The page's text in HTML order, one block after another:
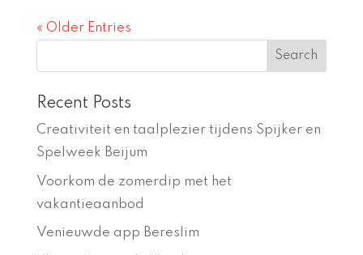
« Older Entries
Recent Posts
Creativiteit en taalplezier tijdens Spijker en
Spelweek Beijum
Voorkom de zomerdip met het
vakantieaanbod
Venieuwde app Bereslim